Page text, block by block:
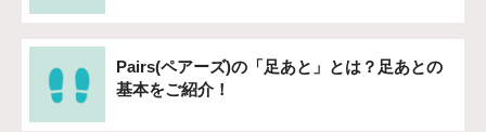
Pairs(ペアーズ)の「足あと」とは？足あとの
基本をご紹介！